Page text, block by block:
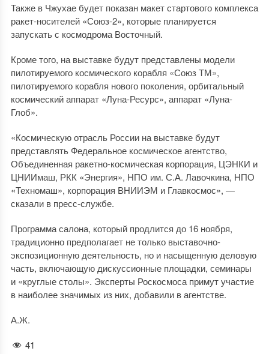
Также в Чжухае будет показан макет стартового комплекса
ракет-носителей «Союз-2», которые планируется
запускать с космодрома Восточный.
Кроме того, на выставке будут представлены модели
пилотируемого космического корабля «Союз ТМ»,
пилотируемого корабля нового поколения, орбитальный
космический аппарат «Луна-Ресурс», аппарат «Луна-
Глоб».
«Космическую отрасль России на выставке будут
представлять Федеральное космическое агентство,
Объединенная ракетно-космическая корпорация, ЦЭНКИ и
ЦНИИмаш, РКК «Энергия», НПО им. С.А. Лавочкина, НПО
«Техномаш», корпорация ВНИИЭМ и Главкосмос», —
сказали в пресс-службе.
Программа салона, который продлится до 16 ноября,
традиционно предполагает не только выставочно-
экспозиционную деятельность, но и насыщенную деловую
часть, включающую дискуссионные площадки, семинары
и «круглые столы». Эксперты Роскосмоса примут участие
в наиболее значимых из них, добавили в агентстве.
А.Ж.
41